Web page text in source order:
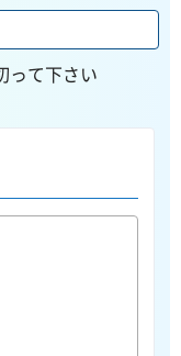
って下さい